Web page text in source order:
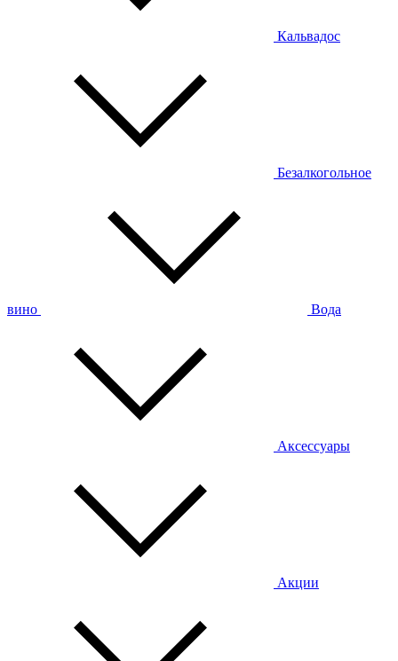
Кальвадос
Безалкогольное
вино Вода
Аксессуары
Акции